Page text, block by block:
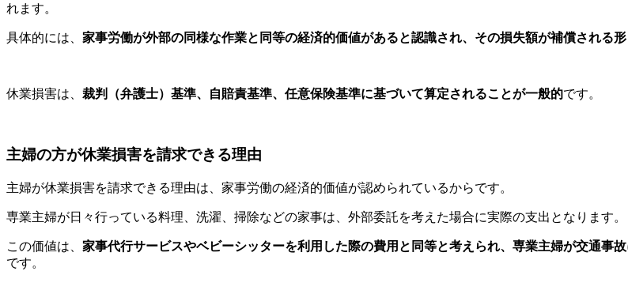
れます。
具体的には、 家事労働が外部の同様な作業と同等の経済的価値があると認識され、その損失額が補償される形
休業損害は、 裁判（弁護士）基準、自賠責基準、任意保険基準に基づいて算定されることが一般的です。
主婦の方が休業損害を請求できる理由
主婦が休業損害を請求できる理由は、家事労働の経済的価値が認められているからです。
専業主婦が日々行っている料理、洗濯、掃除などの家事は、外部委託を考えた場合に実際の支出となります。
この価値は、 家事代行サービスやベビーシッターを利用した際の費用と同等と考えられ、専業主婦が交通事
です。